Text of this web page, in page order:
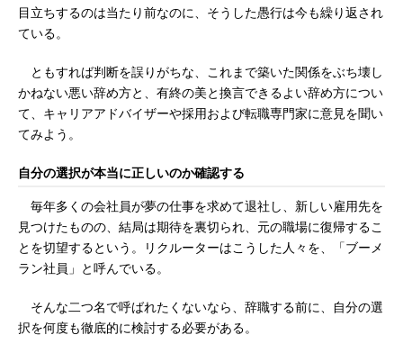
目立ちするのは当たり前なのに、そうした愚行は今も繰り返され
ている。
ともすれば判断を誤りがちな、これまで築いた関係をぶち壊し
かねない悪い辞め方と、有終の美と換言できるよい辞め方につい
て、キャリアアドバイザーや採用および転職専門家に意見を聞い
てみよう。
自分の選択が本当に正しいのか確認する
毎年多くの会社員が夢の仕事を求めて退社し、新しい雇用先を
見つけたものの、結局は期待を裏切られ、元の職場に復帰するこ
とを切望するという。リクルーターはこうした人々を、「ブーメ
ラン社員」と呼んでいる。
そんな二つ名で呼ばれたくないなら、辞職する前に、自分の選
択を何度も徹底的に検討する必要がある。